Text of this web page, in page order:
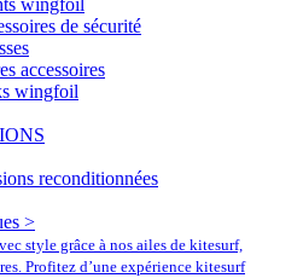
wingfoil
de sécurité
accessoires
wingfoil
reconditionnées
>
style grâce à nos ailes de kitesurf,
Profitez d’une expérience kitesurf